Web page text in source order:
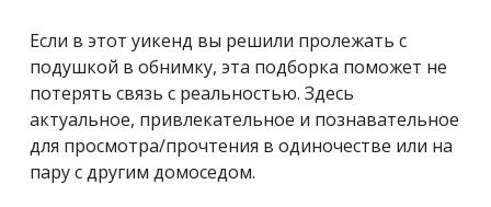
Если в этот уикенд вы решили пролежать с
подушкой в обнимку, эта подборка поможет не
потерять связь с реальностью. Здесь
актуальное, привлекательное и познавательное
для просмотра/прочтения в одиночестве или на
пару с другим домоседом.